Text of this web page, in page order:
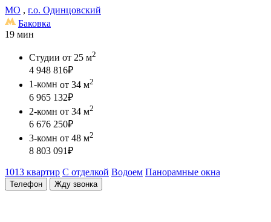
МО , г.о. Одинцовский
Баковка
19 мин
Студии от 25 м2
4 948 816₽
1-комн от 34 м2
6 965 132₽
2-комн от 34 м2
6 676 250₽
3-комн от 48 м2
8 803 091₽
1013 квартир С отделкой Водоем Панорамные окна
Телефон Жду звонка